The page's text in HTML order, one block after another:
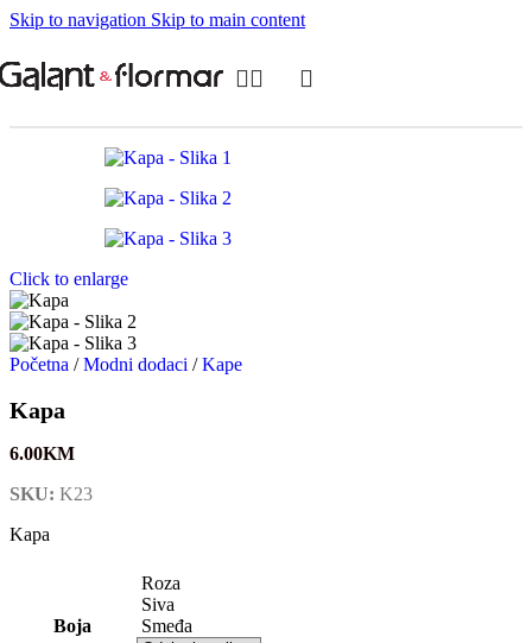
Skip to navigation Skip to main content
Click to enlarge
Početna / Modni dodaci / Kape
Kapa
6.00KM
SKU: K23
Kapa
Boja
Roza
Siva
Smeđa